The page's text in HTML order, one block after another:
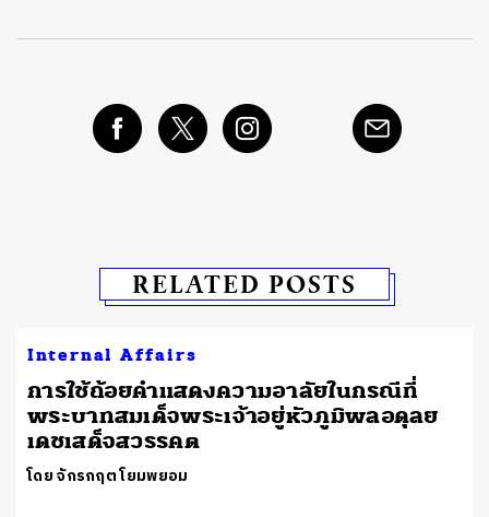
RELATED POSTS
Internal Affairs
การใช้ถ้อยคำแสดงความอาลัยในกรณีที่
พระบาทสมเด็จพระเจ้าอยู่หัวภูมิพลอดุลย
เดชเสด็จสวรรคต
โดย จักรกฤต โยมพยอม